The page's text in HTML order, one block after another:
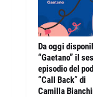
Da oggi
“Gaetano” il
episodio del
“Call Back” di
Camilla